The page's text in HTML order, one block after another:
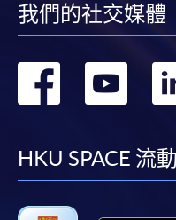
我們的社交媒體
轉 轉
HKU SPACE 流